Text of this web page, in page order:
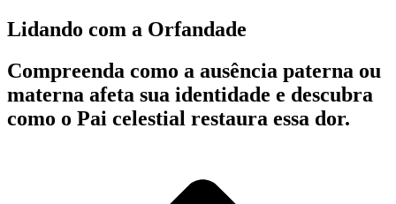
Lidando com a Orfandade
Compreenda como a ausência paterna ou
materna afeta sua identidade e descubra
como o Pai celestial restaura essa dor.